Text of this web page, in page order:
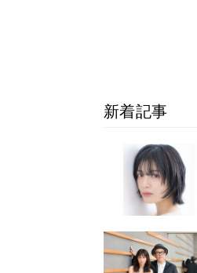
新着記事